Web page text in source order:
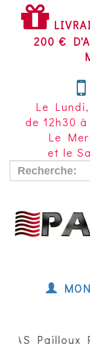
À
€
POUR
LA
200 €
Le
de 12h30
Le
et le
SAS Pailloux